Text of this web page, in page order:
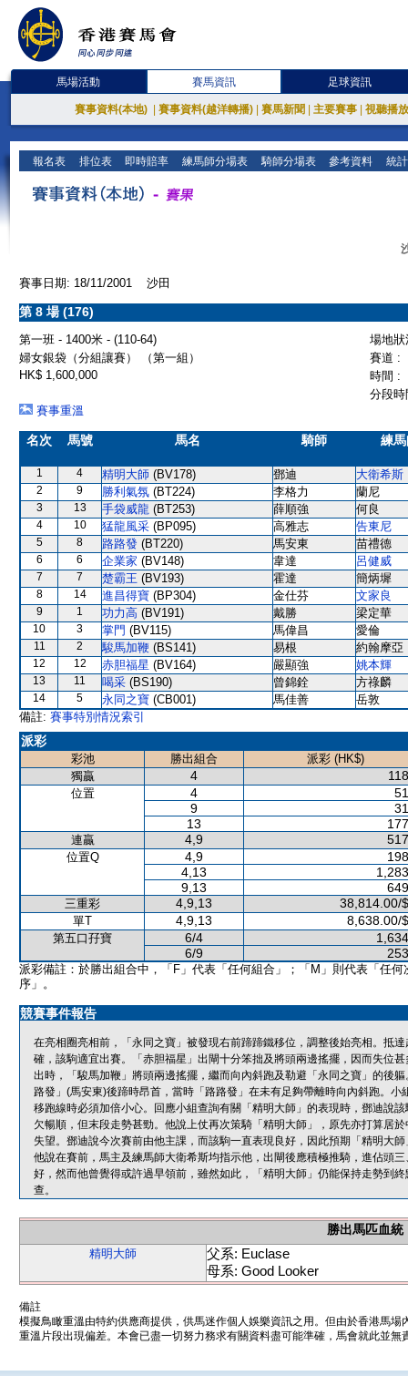
馬場活動 賽馬資訊 足球資訊
賽事資料(本地) 賽事資料(越洋轉播) 賽馬新聞 主要賽事 視聽播
報名表 排位表 即時賠率 練馬師分場表 騎師分場表 參考資料 統
賽事日期: 18/11/2001 沙田
第 8 場 (176)
第一班 - 1400米 - (110-64)
場地
婦女銀袋（分組讓賽） （第一組）
賽道 :
HK$ 1,600,000
時間 :
分段
賽事重溫
名次 馬號 馬名 騎師 練
1 4 精明大師 (BV178) 鄧迪 大衛希斯
2 9 勝利氣氛 (BT224) 李格力 蘭尼
3 13 手袋威龍 (BT253) 薛順強 何良
4 10 猛龍風采 (BP095) 高雅志 告東尼
5 8 路路發 (BT220) 馬安東 苗禮德
6 6 企業家 (BV148) 韋達 呂健威
7 7 楚霸王 (BV193) 霍達 簡炳墀
8 14 進昌得寶 (BP304) 金仕芬 文家良
9 1 功力高 (BV191) 戴勝 梁定華
10 3 掌門 (BV115) 馬偉昌 愛倫
11 2 駿馬加鞭 (BS141) 易根 約翰摩亞
12 12 赤胆福星 (BV164) 嚴顯強 姚本輝
13 11 喝采 (BS190) 曾錦銓 方祿麟
14 5 永同之寶 (CB001) 馬佳善
岳敦
備註: 賽事特別情況索引
派彩
彩池 勝出組合
派彩 (HK$)
獨贏
4
位置 4
9
13
連贏 4,9
位置Q 4,9
4,13
9,13
三重彩 4,9,13 38,814.00/
單T 4,9,13 8,638.00/
第五口孖寶 6/4
6/9
派彩備註：於勝出組合中，「F」代表「任何組合」；「M」則代表「任何
序」。
競賽事件報告
在亮相圈亮相前，「永同之寶」被發現右前蹄蹄鐵移位，調整後始亮相。抵
確，該駒適宜出賽。「赤胆福星」出閘十分笨拙及將頭兩邊搖擺，因而失位
出時，「駿馬加鞭」將頭兩邊搖擺，繼而向內斜跑及勒避「永同之寶」的後
路發」(馬安東)後蹄時昂首，當時「路路發」在未有足夠帶離時向內斜跑。
移跑線時必須加倍小心。回應小組查詢有關「精明大師」的表現時，鄧迪說
欠暢順，但末段走勢甚勁。他說上仗再次策騎「精明大師」，原先亦打算居
失望。鄧迪說今次賽前由他主課，而該駒一直表現良好，因此預期「精明大
他說在賽前，馬主及練馬師大衛希斯均指示他，出閘後應積極推騎，進佔頭
好，然而他曾覺得或許過早領前，雖然如此，「精明大師」仍能保持走勢到
查。
勝出馬匹血統
精明大師
父系: Euclase
母系: Good Looker
備註
模擬鳥瞰重溫由特約供應商提供，供馬迷作個人娛樂資訊之用。但由於香港馬
重溫片段出現偏差。本會已盡一切努力務求有關資料盡可能準確，馬會就此並